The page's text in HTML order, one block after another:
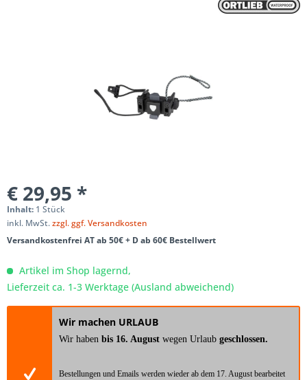
€ 29,95 *
Inhalt: 1 Stück
inkl. MwSt.zzgl. ggf. Versandkosten
Versandkostenfrei AT ab 50€ + D ab 60€ Bestellwert
Artikel im Shop lagernd,
Lieferzeit ca. 1-3 Werktage (Ausland abweichend)
Wir machen URLAUB
Wir haben bis 16. August wegen Urlaub geschlossen.
Bestellungen und Emails werden wieder ab dem 17. August bearbeitet